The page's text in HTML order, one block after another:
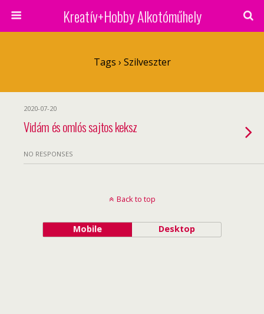
Kreatív+Hobby Alkotóműhely
Tags › Szilveszter
2020-07-20
Vidám és omlós sajtos keksz
NO RESPONSES
Back to top
Mobile Desktop